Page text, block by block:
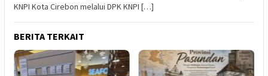
KNPI Kota Cirebon melalui DPK KNPI […]
BERITA TERKAIT